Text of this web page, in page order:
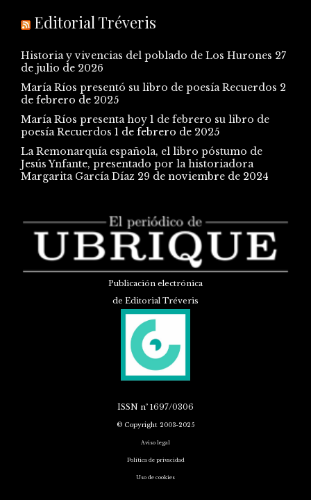
Editorial Tréveris
Historia y vivencias del poblado de Los Hurones 27
de julio de 2026
María Ríos presentó su libro de poesía Recuerdos 2
de febrero de 2025
María Ríos presenta hoy 1 de febrero su libro de
poesía Recuerdos 1 de febrero de 2025
La Remonarquía española, el libro póstumo de
Jesús Ynfante, presentado por la historiadora
Margarita García Díaz 29 de noviembre de 2024
Publicación electrónica
de Editorial Tréveris
ISSN nº 1697/0306
© Copyright 2003-2025
Aviso legal
Política de privacidad
Uso de cookies